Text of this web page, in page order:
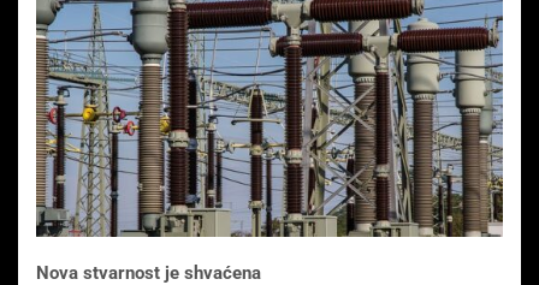
Nova stvarnost je shvaćena